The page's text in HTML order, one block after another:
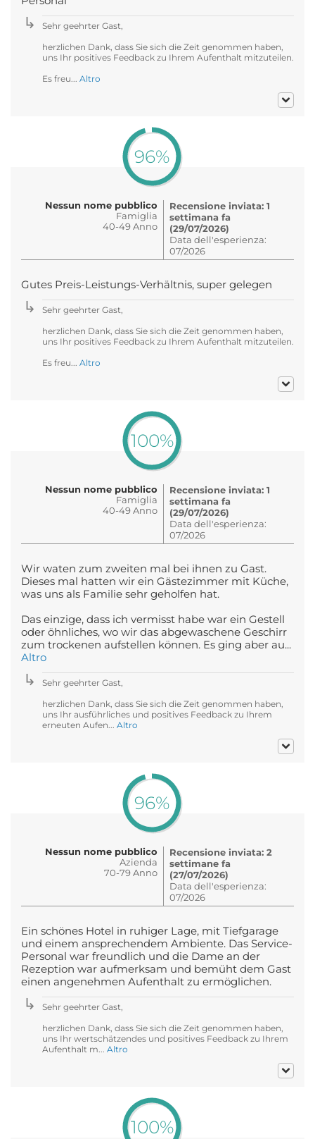
Sehr geehrter Gast,
herzlichen Dank, dass Sie sich die Zeit genommen haben,
uns Ihr positives Feedback zu Ihrem Aufenthalt mitzuteilen.
Es freu... Altro
96%
Nessun nome pubblico
Famiglia
40-49 Anno
Recensione inviata: 1
settimana fa
(29/07/2026)
Data dell'esperienza:
07/2026
Gutes Preis-Leistungs-Verhältnis, super gelegen
Sehr geehrter Gast,
herzlichen Dank, dass Sie sich die Zeit genommen haben,
uns Ihr positives Feedback zu Ihrem Aufenthalt mitzuteilen.
Es freu... Altro
100%
Nessun nome pubblico
Famiglia
40-49 Anno
Recensione inviata: 1
settimana fa
(29/07/2026)
Data dell'esperienza:
07/2026
Wir waten zum zweiten mal bei ihnen zu Gast.
Dieses mal hatten wir ein Gästezimmer mit Küche,
was uns als Familie sehr geholfen hat.
Das einzige, dass ich vermisst habe war ein Gestell
oder öhnliches, wo wir das abgewaschene Geschirr
zum trockenen aufstellen können. Es ging aber au...
Altro
Sehr geehrter Gast,
herzlichen Dank, dass Sie sich die Zeit genommen haben,
uns Ihr ausführliches und positives Feedback zu Ihrem
erneuten Aufen... Altro
96%
Nessun nome pubblico
Azienda
70-79 Anno
Recensione inviata: 2
settimane fa
(27/07/2026)
Data dell'esperienza:
07/2026
Ein schönes Hotel in ruhiger Lage, mit Tiefgarage
und einem ansprechendem Ambiente. Das Service-
Personal war freundlich und die Dame an der
Rezeption war aufmerksam und bemüht dem Gast
einen angenehmen Aufenthalt zu ermöglichen.
Sehr geehrter Gast,
herzlichen Dank, dass Sie sich die Zeit genommen haben,
uns Ihr wertschätzendes und positives Feedback zu Ihrem
Aufenthalt m... Altro
100%